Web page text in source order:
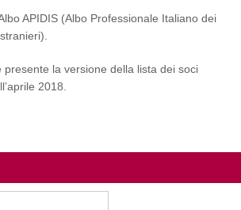
APIDIS (Albo Professionale Italiano dei
presente la versione della lista dei soci
2018.